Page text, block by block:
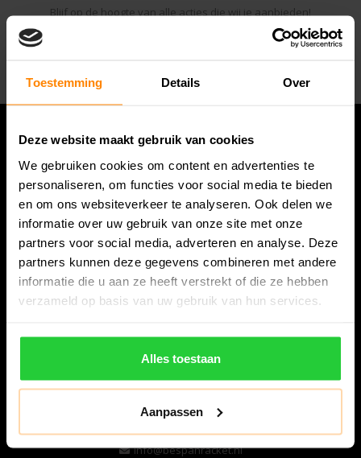
Toestemming Details Over
Deze website maakt gebruik van cookies
We gebruiken cookies om content en advertenties te
personaliseren, om functies voor social media te bieden
en om ons websiteverkeer te analyseren. Ook delen we
informatie over uw gebruik van onze site met onze
partners voor social media, adverteren en analyse. Deze
partners kunnen deze gegevens combineren met andere
informatie die u aan ze heeft verstrekt of die ze hebben
verzameld op basis van uw gebruik van hun services.
Alles toestaan
Aanpassen
Blijf op de hoogte van alle acties die wij je aanbieden!
Abonneer
Bespanracket.nl is dé racketspecialist van Lelystad en
omstreken.
Snijdersstraat 6
8224 AA Lelystad
Nederland
06-57276080
info@bespanracket.nl